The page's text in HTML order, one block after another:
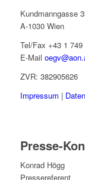
Kundmanngasse
A-1030 Wien
Tel/Fax +43 1 749
E-Mail
ZVR: 382905626
Impressum |
Presse-
Konrad Högg
Pressereferent